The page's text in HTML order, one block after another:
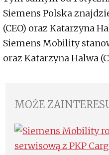
Siemens Polska
(CEO) oraz Katarzyna
Siemens Mobility
oraz Katarzyna Halwa
MOŻE